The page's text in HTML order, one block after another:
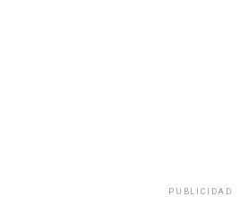
PUBLICIDAD